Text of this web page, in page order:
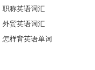
职称英语词汇
外贸英语词汇
怎样背英语单词